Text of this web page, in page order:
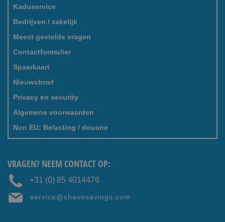
Kadoservice
Bedrijven / zakelijk
Meest gestelde vragen
Contactformulier
Spaarkaart
Nieuwsbrief
Privacy en security
Algemene voorwaarden
Non EU: Belasting / douane
VRAGEN? NEEM CONTACT OP:
+31 (0) 85 4014476
service@shavesavings.com